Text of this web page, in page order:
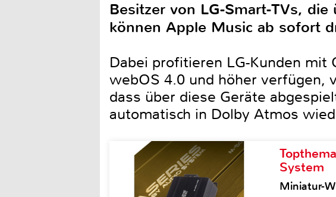
Besitzer von LG-Smart-TVs,
können Apple Music ab sofort
Dabei profitieren LG-Kunden mit
webOS 4.0 und höher verfügen,
dass über diese Geräte
automatisch in Dolby Atmos
System
Miniatur-